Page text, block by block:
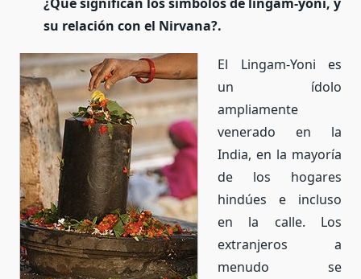
su relación con el Nirvana?.
El Lingam-Yoni es
un ídolo
ampliamente
venerado en la
India, en la mayoría
de los hogares
hindúes e incluso
en la calle. Los
extranjeros a
menudo se